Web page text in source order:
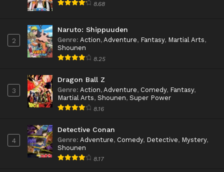
8.68
2
Naruto: Shippuuden
Genre: Action, Adventure, Fantasy, Martial Arts,
Shounen
8.25
3
Dragon Ball Z
Genre: Action, Adventure, Comedy, Fantasy,
Martial Arts, Shounen, Super Power
8.16
4
Detective Conan
Genre: Adventure, Comedy, Detective, Mystery,
Shounen
8.17